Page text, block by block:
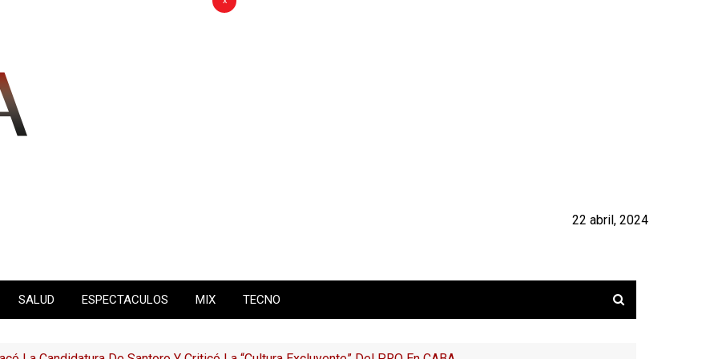
22 abril, 2024
SALUD ESPECTACULOS MIX TECNO